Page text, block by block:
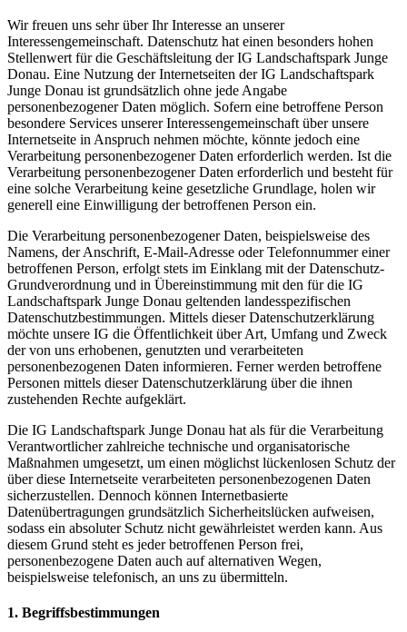
Wir freuen uns sehr über Ihr Interesse an unserer
Interessengemeinschaft. Datenschutz hat einen besonders hohen
Stellenwert für die Geschäftsleitung der IG Landschaftspark Junge
Donau. Eine Nutzung der Internetseiten der IG Landschaftspark
Junge Donau ist grundsätzlich ohne jede Angabe
personenbezogener Daten möglich. Sofern eine betroffene Person
besondere Services unserer Interessengemeinschaft über unsere
Internetseite in Anspruch nehmen möchte, könnte jedoch eine
Verarbeitung personenbezogener Daten erforderlich werden. Ist die
Verarbeitung personenbezogener Daten erforderlich und besteht für
eine solche Verarbeitung keine gesetzliche Grundlage, holen wir
generell eine Einwilligung der betroffenen Person ein.
Die Verarbeitung personenbezogener Daten, beispielsweise des
Namens, der Anschrift, E-Mail-Adresse oder Telefonnummer einer
betroffenen Person, erfolgt stets im Einklang mit der Datenschutz-
Grundverordnung und in Übereinstimmung mit den für die IG
Landschaftspark Junge Donau geltenden landesspezifischen
Datenschutzbestimmungen. Mittels dieser Datenschutzerklärung
möchte unsere IG die Öffentlichkeit über Art, Umfang und Zweck
der von uns erhobenen, genutzten und verarbeiteten
personenbezogenen Daten informieren. Ferner werden betroffene
Personen mittels dieser Datenschutzerklärung über die ihnen
zustehenden Rechte aufgeklärt.
Die IG Landschaftspark Junge Donau hat als für die Verarbeitung
Verantwortlicher zahlreiche technische und organisatorische
Maßnahmen umgesetzt, um einen möglichst lückenlosen Schutz der
über diese Internetseite verarbeiteten personenbezogenen Daten
sicherzustellen. Dennoch können Internetbasierte
Datenübertragungen grundsätzlich Sicherheitslücken aufweisen,
sodass ein absoluter Schutz nicht gewährleistet werden kann. Aus
diesem Grund steht es jeder betroffenen Person frei,
personenbezogene Daten auch auf alternativen Wegen,
beispielsweise telefonisch, an uns zu übermitteln.
1. Begriffsbestimmungen